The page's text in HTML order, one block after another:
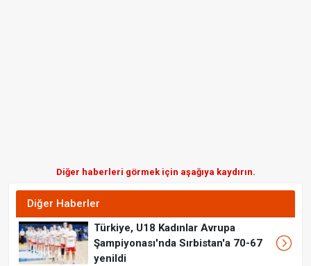
Diğer haberleri görmek için aşağıya kaydırın.
Diğer Haberler
Türkiye, U18 Kadınlar Avrupa
Şampiyonası'nda Sırbistan'a 70-67
yenildi